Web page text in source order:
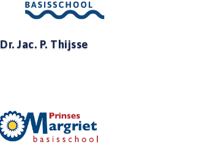
Dr. Jac. P. Thijsse